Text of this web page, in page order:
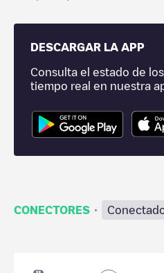
DESCARGAR LA APP
Consulta el estado de
tiempo real en nuestra
CONECTORES ·